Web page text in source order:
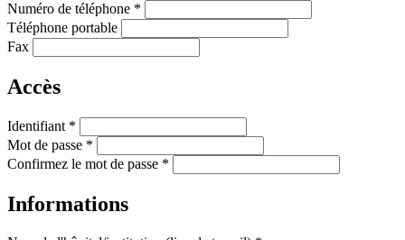
Numéro de téléphone *
Téléphone portable
Fax
Accès
Identifiant *
Mot de passe *
Confirmez le mot de passe *
Informations